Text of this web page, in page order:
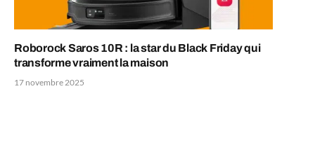
Roborock Saros 10R : la star du Black Friday qui
transforme vraiment la maison
17 novembre 2025